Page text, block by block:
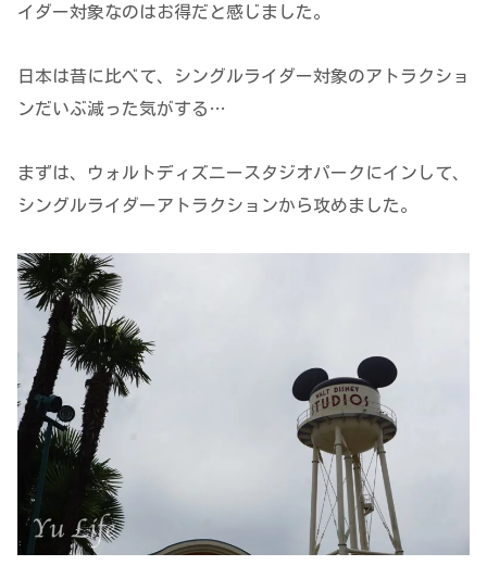
イダー対象なのはお得だと感じました。
日本は昔に比べて、シングルライダー対象のアトラクショ
ンだいぶ減った気がする…
まずは、ウォルトディズニースタジオパークにインして、
シングルライダーアトラクションから攻めました。